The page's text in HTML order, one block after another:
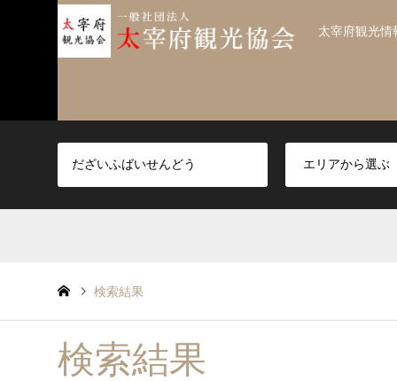
太宰府観光情
検索結果
検索結果